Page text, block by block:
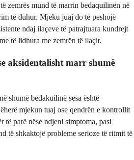
zemrës mund të marrin bedaquilinën në
të duhur. Mjeku juaj do të peshojë
ndaj ilaçeve të patrajtuara kundrejt
të lidhura me zemrën të ilaçit.
aksidentalisht marr shumë
shumë bedakuilinë sesa është
mjekun tuaj ose qendrën e kontrollit
të parë nëse ndjeni simptoma, pasi
të shkaktojë probleme serioze të ritmit të